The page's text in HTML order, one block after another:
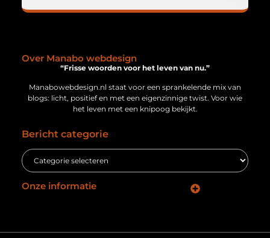
Over Manabo webdesign
“Frisse woorden voor het leven van nu.”
Manabowebdesign.nl staat voor een sprankelende mix van
blogs: licht, positief en met een eigenzinnige twist. Voor wie
het leven met een knipoog bekijkt.
Bericht categorie
Onze informatie